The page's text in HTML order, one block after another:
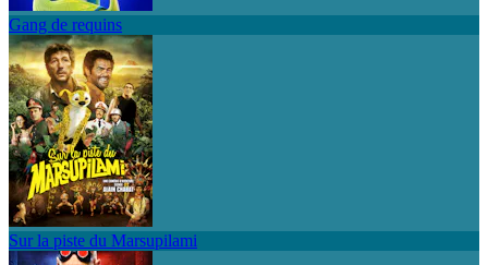
Gang de requins
Sur la piste du Marsupilami